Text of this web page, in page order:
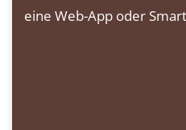
eine Web-App oder